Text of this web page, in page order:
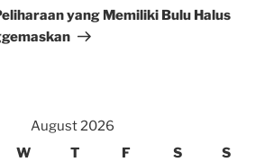
yang Memiliki Bulu Halus
August 2026
W T F S S